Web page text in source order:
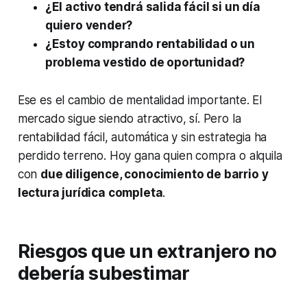
¿El activo tendrá salida fácil si un día
quiero vender?
¿Estoy comprando rentabilidad o un
problema vestido de oportunidad?
Ese es el cambio de mentalidad importante. El
mercado sigue siendo atractivo, sí. Pero la
rentabilidad fácil, automática y sin estrategia ha
perdido terreno. Hoy gana quien compra o alquila
con due diligence, conocimiento de barrio y
lectura jurídica completa.
Riesgos que un extranjero no
debería subestimar